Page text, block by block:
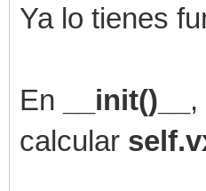
Ya lo tienes
En __init()__
calcular